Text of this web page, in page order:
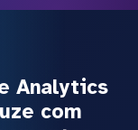
Analytics
com